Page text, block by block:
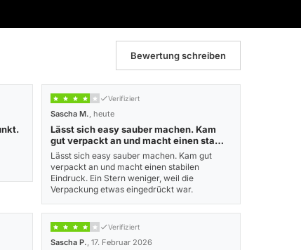
Bewertung schreiben
Verifiziert
Sascha M., heute
Lässt sich easy sauber machen. Kam
gut verpackt an und macht einen sta…
Lässt sich easy sauber machen. Kam gut
verpackt an und macht einen stabilen
Eindruck. Ein Stern weniger, weil die
Verpackung etwas eingedrückt war.
Verifiziert
Sascha P., 17. Februar 2026